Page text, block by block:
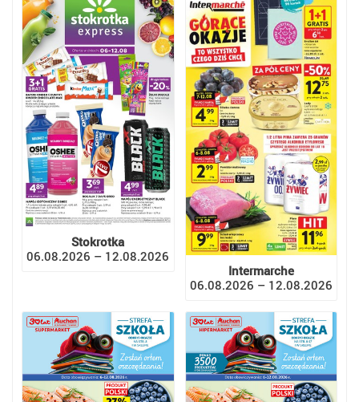
Stokrotka
06.08.2026 – 12.08.2026
Intermarche
06.08.2026 – 12.08.2026